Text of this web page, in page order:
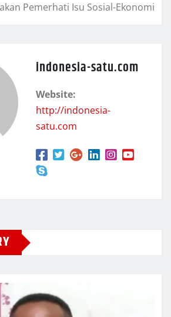
Pemerhati Isu Sosial-Ekonomi
indonesia-satu.com
Website:
http://indonesia-
satu.com